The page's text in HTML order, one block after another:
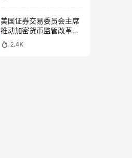
美国证券交易委员会主席
推动加密货币监管改革，
力求未来验证
2.4K